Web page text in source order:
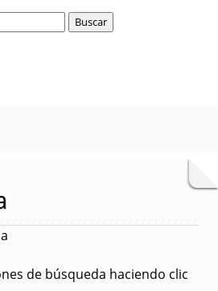
de búsqueda haciendo clic